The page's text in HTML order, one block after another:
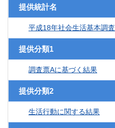
提供統計名
平成18年社会生活基本調査
提供分類1
調査票Aに基づく結果
提供分類2
生活行動に関する結果